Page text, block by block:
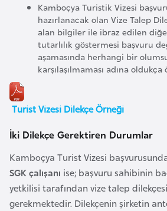
Kamboçya Turistik Vizesi
hazırlanacak olan Vize Talep
alan bilgiler ile ibraz edilen
tutarlılık göstermesi başvuru
aşamasında herhangi bir
karşılaşılmaması adına
Turist Vizesi Dilekçe Örneği
İki Dilekçe Gerektiren Durumlar
Kamboçya Turist Vizesi
SGK çalışanı ise; başvuru sahibinin
yetkilisi tarafından vize talep
gerekmektedir. Dilekçenin şirketin
B
i
k
a